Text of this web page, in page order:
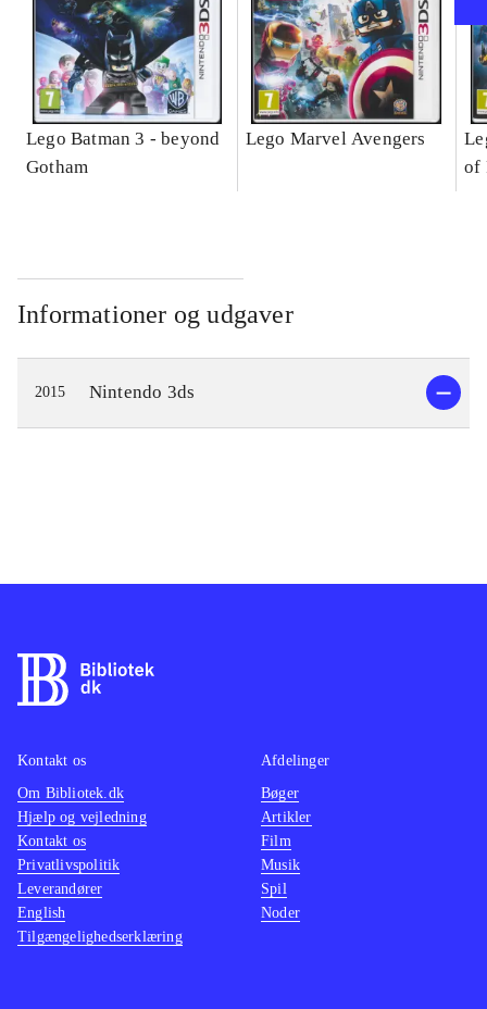
Lego Batman 3 - beyond
Gotham
Lego Marvel Avengers
of
Informationer og udgaver
2015 Nintendo 3ds
Kontakt os
Om Bibliotek.dk
Hjælp og vejledning
Kontakt os
Privatlivspolitik
Leverandører
English
Tilgængelighedserklæring
Afdelinger
Bøger
Artikler
Film
Musik
Spil
Noder